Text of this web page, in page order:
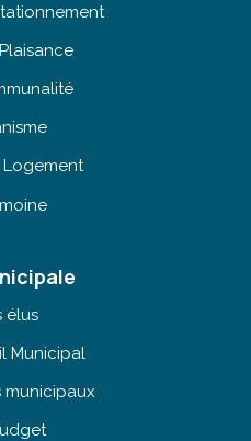
Logement
élus
Municipal
municipaux